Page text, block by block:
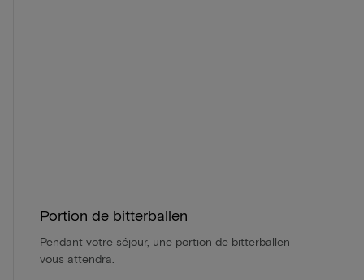
Portion de bitterballen
Pendant votre séjour, une portion de bitterballen
vous attendra.